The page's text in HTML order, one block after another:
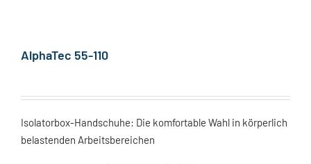
AlphaTec 55-110
Isolatorbox-Handschuhe: Die komfortable Wahl in körperlich
belastenden Arbeitsbereichen